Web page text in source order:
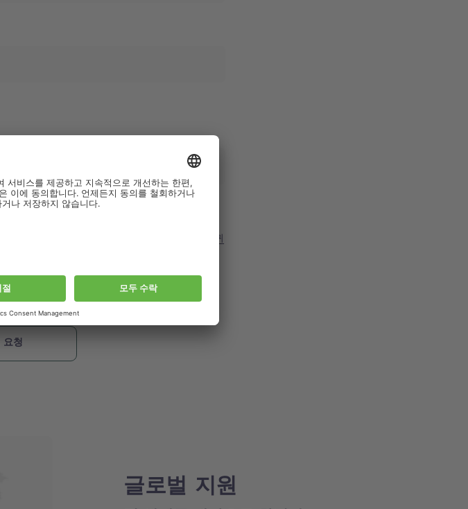
세미나 관련 안내 메일 등 다양한 정보를 제공하
의를 요청드립니다.
개인 정보 보호 정책을 통해 귀
니다
며 이에 동의합니다.
용합니다.
글로벌 지원